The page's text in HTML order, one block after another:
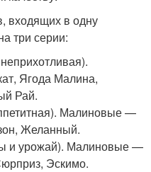
входящих в одну
три серии:
Ягода Малина,
Рай.
Малиновые —
Желанный.
и урожай). Малиновые —
Эскимо.